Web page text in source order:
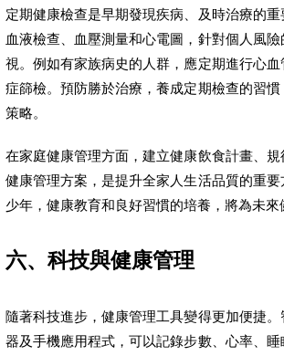
定期健康檢查是早期發現疾病、及時治療的
血液檢查、血壓測量和心電圖，針對個人風
視。例如有家族病史的人群，應定期進行心
症篩檢。預防勝於治療，養成定期檢查的習
策略。
在家庭健康管理方面，建立健康飲食計畫、
健康管理方案，是提升全家人生活品質的重
少年，健康教育和良好習慣的培養，將為未來
六、科技與健康管理
隨著科技進步，健康管理工具變得更加便捷
器及手機應用程式，可以記錄步數、心率、